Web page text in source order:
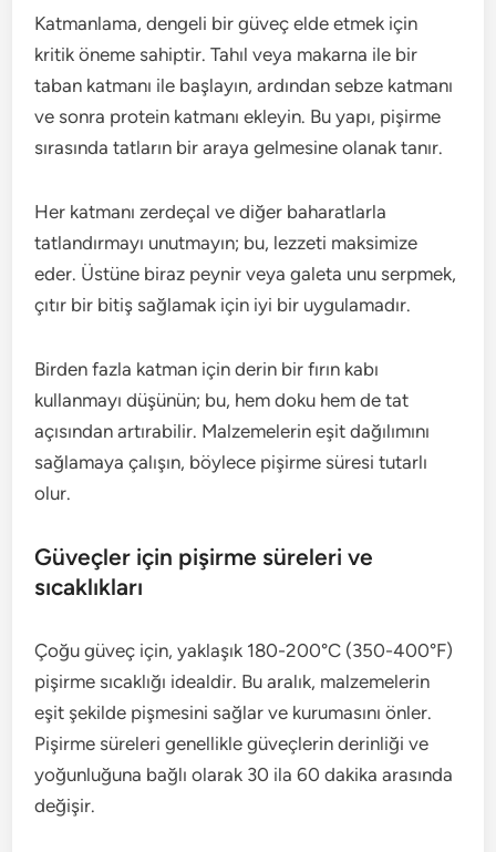
Katmanlama, dengeli bir güveç elde etmek için
kritik öneme sahiptir. Tahıl veya makarna ile bir
taban katmanı ile başlayın, ardından sebze katmanı
ve sonra protein katmanı ekleyin. Bu yapı, pişirme
sırasında tatların bir araya gelmesine olanak tanır.
Her katmanı zerdeçal ve diğer baharatlarla
tatlandırmayı unutmayın; bu, lezzeti maksimize
eder. Üstüne biraz peynir veya galeta unu serpmek,
çıtır bir bitiş sağlamak için iyi bir uygulamadır.
Birden fazla katman için derin bir fırın kabı
kullanmayı düşünün; bu, hem doku hem de tat
açısından artırabilir. Malzemelerin eşit dağılımını
sağlamaya çalışın, böylece pişirme süresi tutarlı
olur.
Güveçler için pişirme süreleri ve
sıcaklıkları
Çoğu güveç için, yaklaşık 180-200°C (350-400°F)
pişirme sıcaklığı idealdir. Bu aralık, malzemelerin
eşit şekilde pişmesini sağlar ve kurumasını önler.
Pişirme süreleri genellikle güveçlerin derinliği ve
yoğunluğuna bağlı olarak 30 ila 60 dakika arasında
değişir.